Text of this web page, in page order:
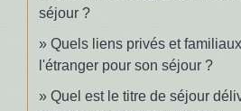
séjour ?
Quels liens privés et
l'étranger pour son séjour ?
Quel est le titre de séjour